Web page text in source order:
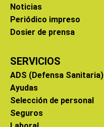
Noticias
Periódico impreso
Dosier de prensa
SERVICIOS
ADS (Defensa Sanitaria)
Ayudas
Selección de personal
Seguros